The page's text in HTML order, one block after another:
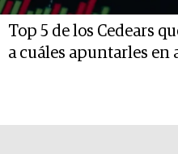
Top 5 de los Cedears
a cuáles apuntarles en